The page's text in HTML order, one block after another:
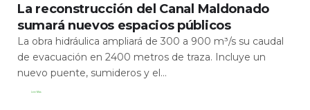
La reconstrucción del Canal Maldonado
sumará nuevos espacios públicos
La obra hidráulica ampliará de 300 a 900 m³/s su caudal
de evacuación en 2400 metros de traza. Incluye un
nuevo puente, sumideros y el...
Leer Más